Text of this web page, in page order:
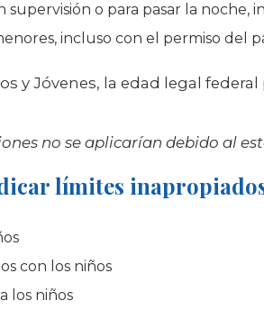
supervisión o para pasar la
incluso con el permiso del
y Jóvenes, la edad legal
no se aplicarían debido al
límites
con los niños
los niños